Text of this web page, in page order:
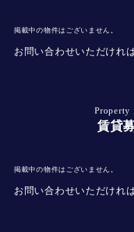
掲載中の物件はございません。
お問い合わせいただけれ
Property
賃貸
掲載中の物件はございません。
お問い合わせいただけれ